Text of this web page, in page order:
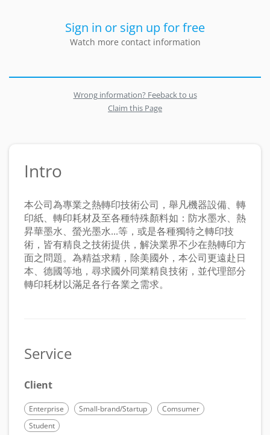
Sign in or sign up for free
Watch more contact information
Wrong information? Feeback to us
Claim this Page
Intro
本公司為專業之熱轉印技術公司，舉凡機器設備、轉
印紙、轉印耗材及至各種特殊顏料如：防水墨水、熱
昇華墨水、螢光墨水...等，或是各種獨特之轉印技
術，皆有精良之技術提供，解決業界不少在熱轉印方
面之問題。為精益求精，除美國外，本公司更遠赴日
本、德國等地，尋求國外同業精良技術，並代理部分
轉印耗材以滿足各行各業之需求。
Service
Client
Enterprise Small-brand/Startup
Comsumer
Student